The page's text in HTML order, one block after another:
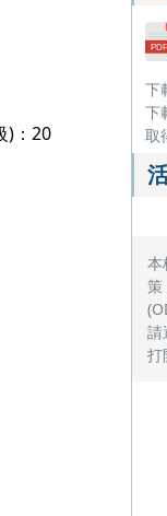
)：20
下
下
取
本
策
打